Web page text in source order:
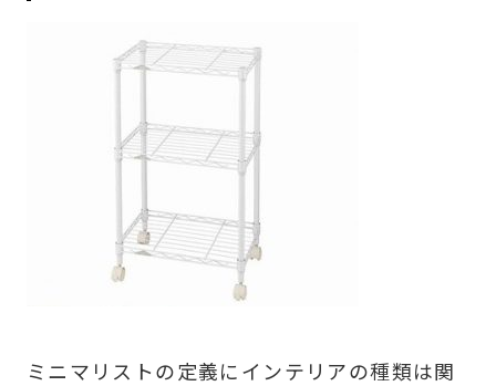
ミニマリストの定義にインテリアの種類は関